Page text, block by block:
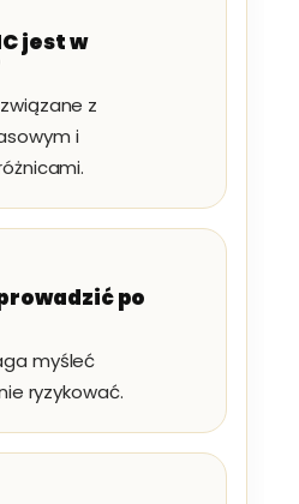
jest w
z
i
po
myśleć
ryzykować.